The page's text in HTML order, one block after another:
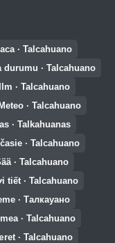
· Talcahuano
durumu · Talcahuano
Ilm · Talcahuano
Meteo · Talcahuano
· Talkahuanas
· Talcahuano
· Talcahuano
tiết · Talcahuano
· Талкауано
· Talcahuano
· Talcahuano